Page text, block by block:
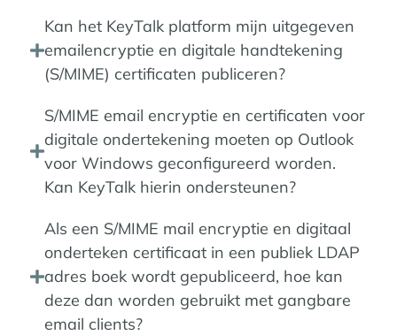
Kan het KeyTalk platform mijn uitgegeven
emailencryptie en digitale handtekening
(S/MIME) certificaten publiceren?
S/MIME email encryptie en certificaten voor
digitale ondertekening moeten op Outlook
voor Windows geconfigureerd worden.
Kan KeyTalk hierin ondersteunen?
Als een S/MIME mail encryptie en digitaal
onderteken certificaat in een publiek LDAP
adres boek wordt gepubliceerd, hoe kan
deze dan worden gebruikt met gangbare
email clients?